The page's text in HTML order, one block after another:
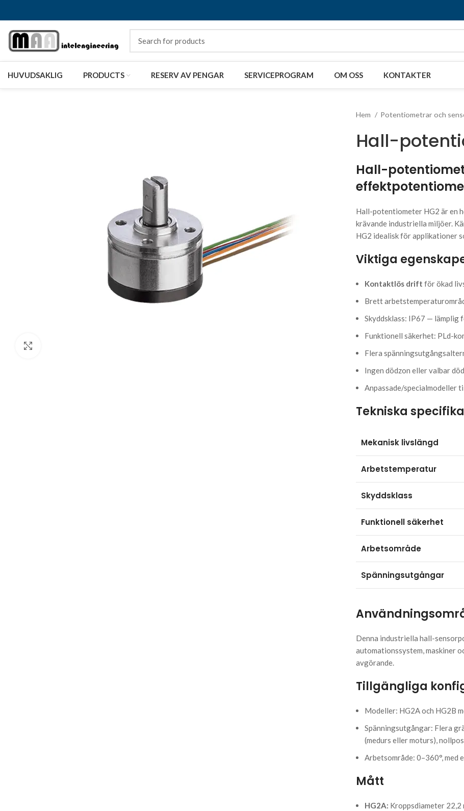
HUVUDSAKLIG PRODUCTS RESERV AV PENGAR SERVICEPROGRAM OM OSS KONTAKTER
Hem Potentiometrar och
Hall-
Hall-
Hall-potentiometer HG2 är en
krävande industriella miljöer.
HG2 idealisk för applikationer
Viktiga
Kontaktlös drift för ökad
Brett
Skyddsklass: IP67 — lämplig
Funktionell säkerhet: PLd-
Flera
Ingen dödzon eller valbar
Anpassade/specialmodeller
Tekniska
Mekanisk livslängd
Arbetstemperatur
Skyddsklass
Funktionell säkerhet
Arbetsområde
Spänningsutgångar
Denna industriella hall-
automationssystem, maskiner
avgörande.
Tillgängliga
Modeller: HG2A och HG2B
Spänningsutgångar: Flera
(medurs eller moturs),
Arbetsområde: 0–360°, med
Mått
HG2A: Kroppsdiameter 22,2